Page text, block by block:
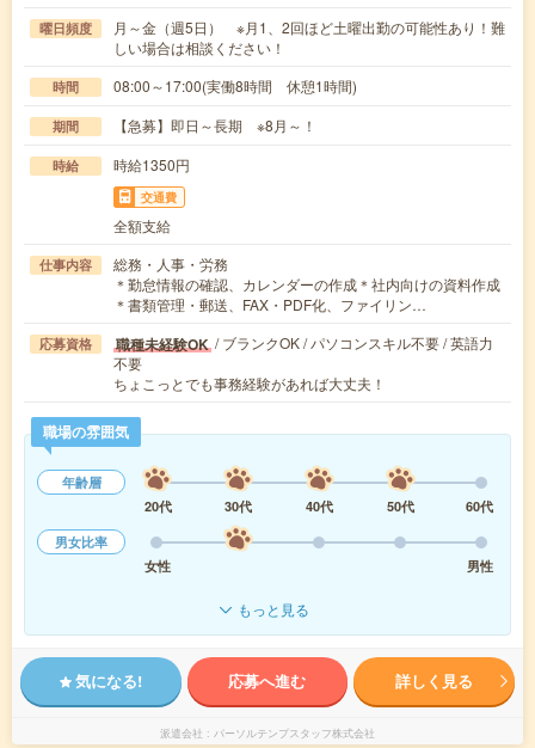
曜日頻度
月～金（週5日） ※月1、2回ほど土曜出勤の可能性あり！難
しい場合は相談ください！
時間 08:00～17:00(実働8時間 休憩1時間)
期間 【急募】即日～長期 ※8月～！
時給 時給1350円
交通費
全額支給
仕事内容
総務・人事・労務
＊勤怠情報の確認、カレンダーの作成＊社内向けの資料作成
＊書類管理・郵送、FAX・PDF化、ファイリン…
応募資格 職種未経験OK / ブランクOK / パソコンスキル不要 / 英語力
不要
ちょこっとでも事務経験があれば大丈夫！
職場の雰囲気
年齢層
20代
30代 40代 50代
60代
男女比率
女性
男性
もっと見る
気になる! 応募へ進む 詳しく見る
派遣会社 パーソルテンプスタッフ株式会社